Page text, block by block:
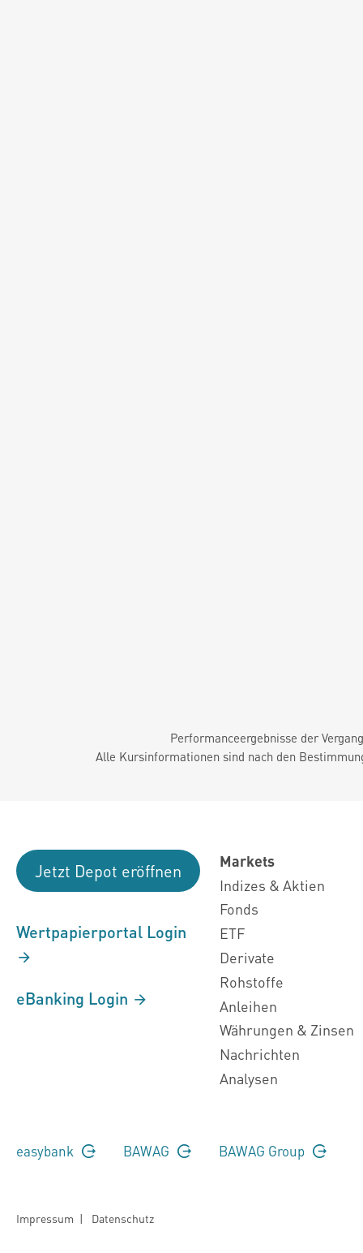
Performanceergebnisse der
Alle Kursinformationen sind nach den
Jetzt Depot eröffnen
Wertpapierportal Login
eBanking Login
Markets
Indizes & Aktien
Fonds
ETF
Derivate
Rohstoffe
Anleihen
Währungen & Zinsen
Nachrichten
Analysen
easybank BAWAG BAWAG Group
Impressum | Datenschutz